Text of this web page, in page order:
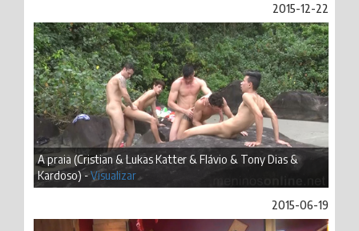
2015-12-22
A praia (Cristian & Lukas Katter & Flávio & Tony Dias &
Kardoso) -Visualizar
2015-06-19